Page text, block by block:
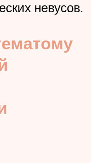
невусов.